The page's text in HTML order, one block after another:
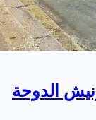
الدوحة